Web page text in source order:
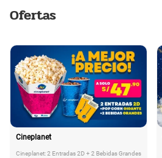
Ofertas
Cineplanet
Cineplanet: 2 Entradas 2D + 2 Bebidas Grandes